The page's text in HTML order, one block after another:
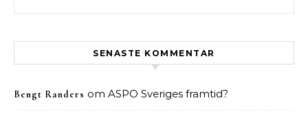
SENASTE KOMMENTAR
Bengt Randers om ASPO Sveriges framtid?